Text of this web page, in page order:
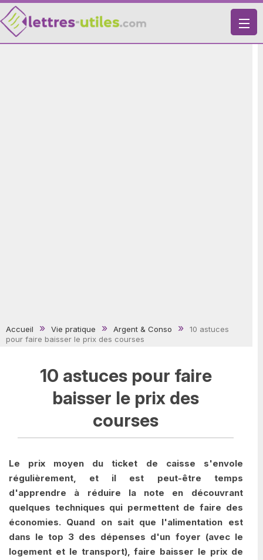
X
Accueil Vie pratique Argent & Conso
10 astuces
pour faire baisser le prix des courses
10 astuces pour faire
baisser le prix des
courses
Le prix moyen du ticket de caisse s'envole
régulièrement, et il est peut-être temps
d'apprendre à réduire la note en découvrant
quelques techniques qui permettent de faire des
économies. Quand on sait que l'alimentation est
dans le top 3 des dépenses d'un foyer (avec le
logement et le transport), faire baisser le prix de